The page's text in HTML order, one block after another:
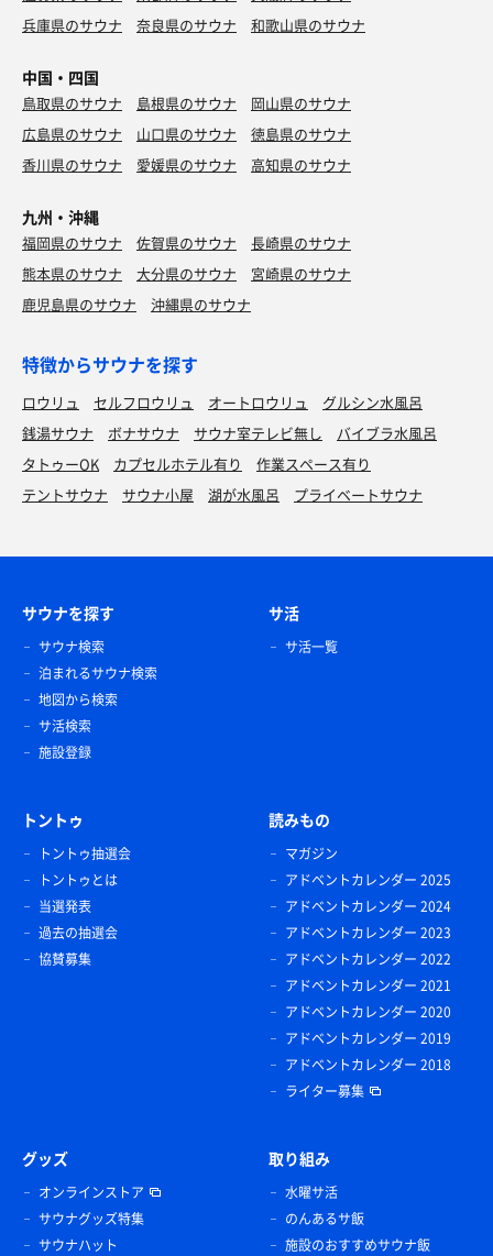
兵庫県のサウナ
奈良県のサウナ 和歌山県のサウナ
中国・四国
鳥取県のサウナ 島根県のサウナ
岡山県のサウナ
広島県のサウナ
山口県のサウナ
徳島県のサウナ
香川県のサウナ
愛媛県のサウナ 高知県のサウナ
九州・沖縄
福岡県のサウナ 佐賀県のサウナ
長崎県のサウナ
熊本県のサウナ
大分県のサウナ
宮崎県のサウナ
鹿児島県のサウナ
沖縄県のサウナ
特徴からサウナを探す
ロウリュ セルフロウリュ オートロウリュ
グルシン水風呂
銭湯サウナ
ボナサウナ サウナ室テレビ無し
バイブラ水風呂
タトゥーOK
カプセルホテル有り
作業スペース有り
テントサウナ
サウナ小屋 湖が水風呂 プライベートサウナ
サウナを探す
サウナ検索
泊まれるサウナ検索
地図から検索
サ活検索
施設登録
サ活
サ活一覧
トントゥ
トントゥ抽選会
トントゥとは
当選発表
過去の抽選会
協賛募集
読みもの
マガジン
アドベントカレンダー 2025
アドベントカレンダー 2024
アドベントカレンダー 2023
アドベントカレンダー 2022
アドベントカレンダー 2021
アドベントカレンダー 2020
アドベントカレンダー 2019
アドベントカレンダー 2018
ライター募集
グッズ
オンラインストア
サウナグッズ特集
サウナハット
取り組み
水曜サ活
のんあるサ飯
施設のおすすめサウナ飯